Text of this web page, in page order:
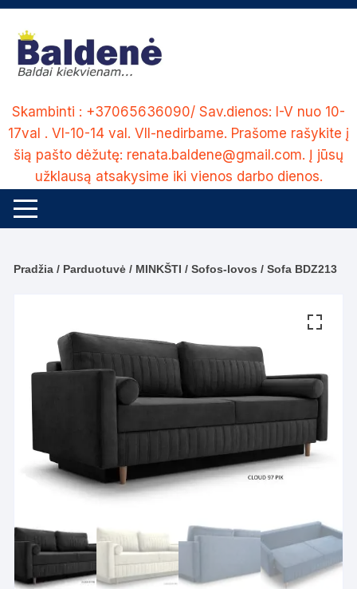
Skip
content
Skambinti : +37065636090/ Sav.dienos: I-V nuo 10-
17val . VI-10-14 val. VII-nedirbame. Prašome rašykite į
šią pašto dėžutę: renata.baldene@gmail.com. Į jūsų
užklausą atsakysime iki vienos darbo dienos.
Pradžia / Parduotuvė / MINKŠTI /Sofos-lovos / Sofa BDZ213